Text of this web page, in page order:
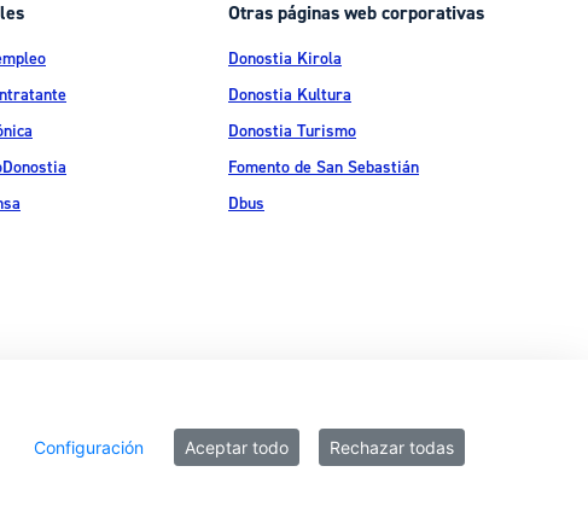
Otras páginas web corporativas
Donostia Kirola
Donostia Kultura
Donostia Turismo
Fomento de San Sebastián
Dbus
Política de privacidad Política de cookies Declaración de accesibilidad
Configuración Aceptar todo Rechazar todas